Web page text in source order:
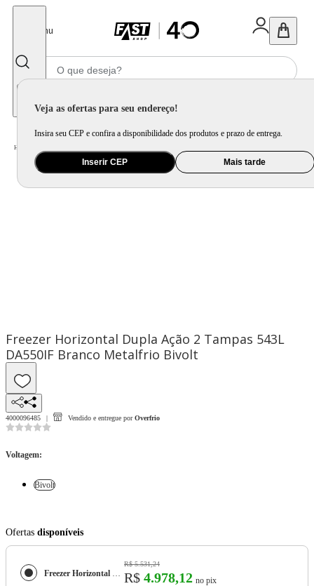
Menu
Veja as ofertas para seu endereço!
Insira seu CEP e confira a disponibilidade dos produtos e prazo de entrega.
Inserir CEP Mais tarde
Home
Freezer Horizontal Dupla Ação 2 Tampas 543L
DA550IF Branco Metalfrio Bivolt
4000096485 Vendido e entregue por Overfrio
Voltagem:
Bivolt
Ofertas disponíveis
Freezer Horizontal Dupla Ação 2 Tampas 543L DA550IF Branco Metalfrio Bivolt
R$ 5.531,24
R$ 4.978,12 no pix